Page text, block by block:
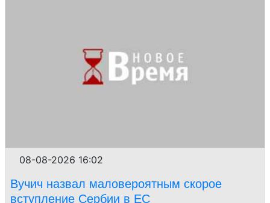
08-08-2026 16:02
Вучич назвал маловероятным скорое
вступление Сербии в ЕС